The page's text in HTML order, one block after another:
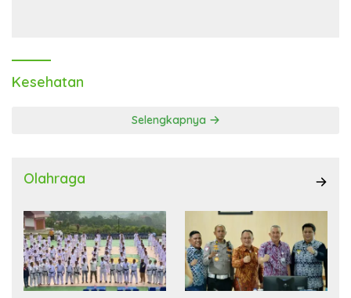
Kesehatan
Selengkapnya
Olahraga